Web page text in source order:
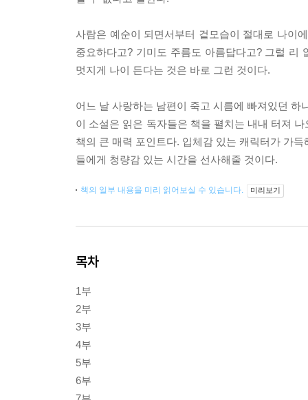
사람은 예순이 되면서부터 겉모습이 절대로 나이
중요하다고? 기미도 주름도 아름답다고? 그럴 리
멋지게 나이 든다는 것은 바로 그런 것이다.
어느 날 사랑하는 남편이 죽고 시름에 빠져있던
이 소설은 읽은 독자들은 책을 펼치는 내내 터져
책의 큰 매력 포인트다. 입체감 있는 캐릭터가 가
들에게 청량감 있는 시간을 선사해줄 것이다.
책의 일부 내용을 미리 읽어보실 수 있습니다. 미리보기
목차
1부
2부
3부
4부
5부
6부